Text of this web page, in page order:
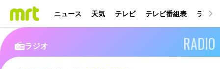
ニュース 天気 テレビ テレビ番組表 ラジオ
ラジオ RADIO